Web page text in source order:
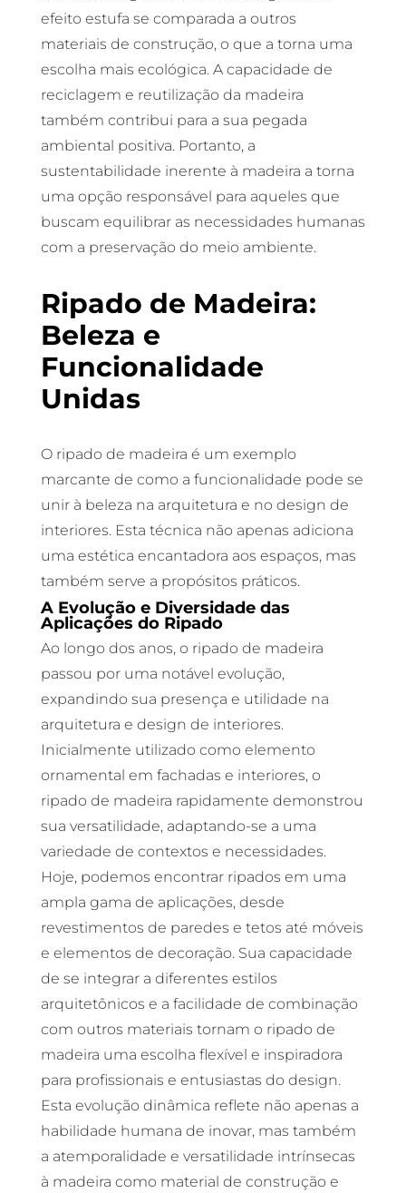
efeito estufa se comparada a outros
materiais de construção, o que a torna uma
escolha mais ecológica. A capacidade de
reciclagem e reutilização da madeira
também contribui para a sua pegada
ambiental positiva. Portanto, a
sustentabilidade inerente à madeira a torna
uma opção responsável para aqueles que
buscam equilibrar as necessidades humanas
com a preservação do meio ambiente.
Ripado de Madeira:
Beleza e
Funcionalidade
Unidas
O ripado de madeira é um exemplo
marcante de como a funcionalidade pode se
unir à beleza na arquitetura e no design de
interiores. Esta técnica não apenas adiciona
uma estética encantadora aos espaços, mas
também serve a propósitos práticos.
A Evolução e Diversidade das
Aplicações do Ripado
Ao longo dos anos, o ripado de madeira
passou por uma notável evolução,
expandindo sua presença e utilidade na
arquitetura e design de interiores.
Inicialmente utilizado como elemento
ornamental em fachadas e interiores, o
ripado de madeira rapidamente demonstrou
sua versatilidade, adaptando-se a uma
variedade de contextos e necessidades.
Hoje, podemos encontrar ripados em uma
ampla gama de aplicações, desde
revestimentos de paredes e tetos até móveis
e elementos de decoração. Sua capacidade
de se integrar a diferentes estilos
arquitetônicos e a facilidade de combinação
com outros materiais tornam o ripado de
madeira uma escolha flexível e inspiradora
para profissionais e entusiastas do design.
Esta evolução dinâmica reflete não apenas a
habilidade humana de inovar, mas também
a atemporalidade e versatilidade intrínsecas
à madeira como material de construção e